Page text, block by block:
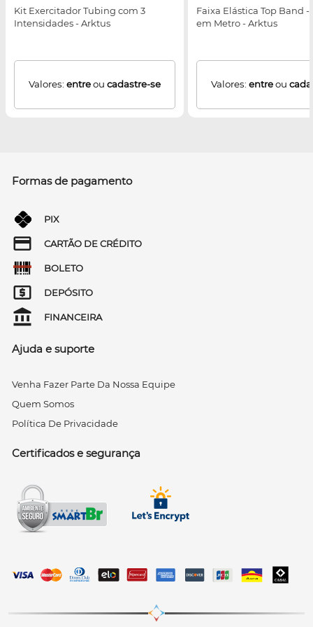
Kit Exercitador Tubing com 3
Intensidades - Arktus
Valores: entreou cadastre-se
Faixa Elástica Top Band
em Metro - Arktus
Valores: entreou
Formas de pagamento
PIX
CARTÃO DE CRÉDITO
BOLETO
DEPÓSITO
FINANCEIRA
Ajuda e suporte
Venha Fazer Parte Da Nossa Equipe
Quem Somos
Política De Privacidade
Certificados e segurança